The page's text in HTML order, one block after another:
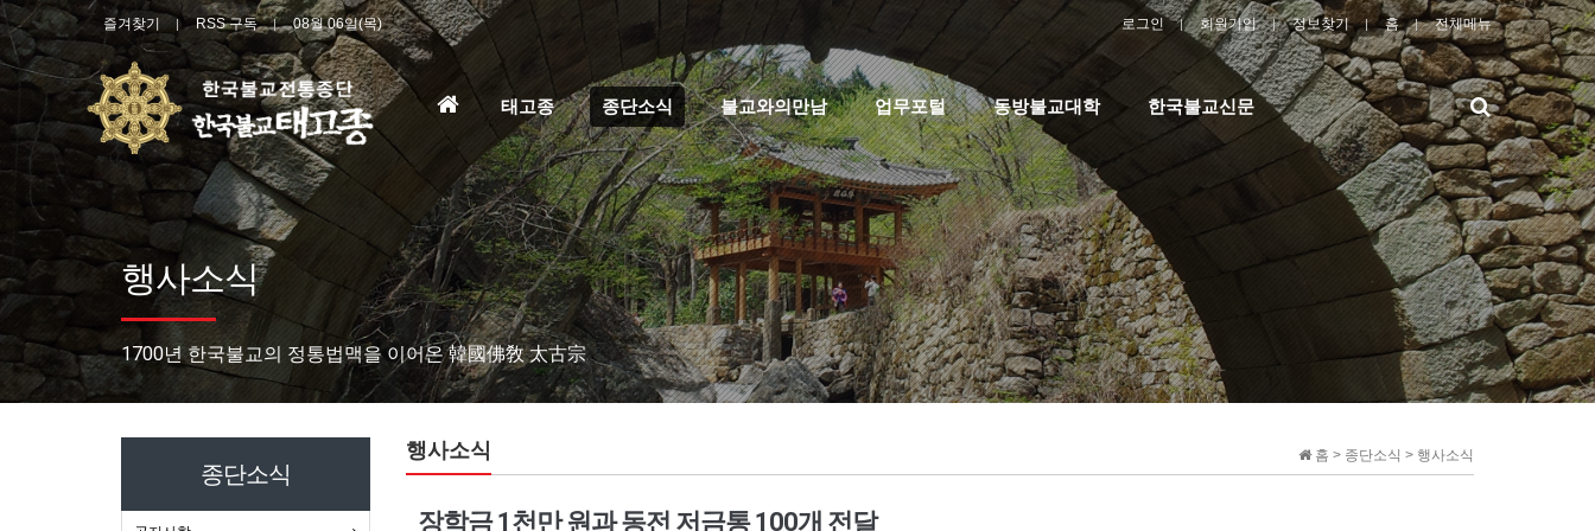
즐겨찾기 RSS 구독 08월 06일(목) 로그인 회원가입 정보찾기 홈 전체메뉴
홈
태고종 종단소식 불교와의만남 업무포털 동방불교대학 한국불교신문
검
색
행사소식
1700년 한국불교의 정통법맥을 이어온 韓國佛敎 太古宗
홈 > 종단소식 > 행사소식
행사소식
장학금 1천만 원과 동전 저금통 100개 전달
종단소식